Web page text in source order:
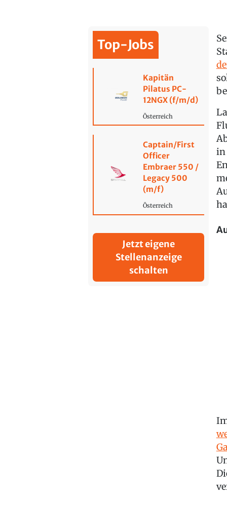
Top-Jobs
Kapitän
Pilatus PC-
12NGX (f/m/d)
Österreich
Captain/First
Officer
Embraer 550 /
Legacy 500
(m/f)
Österreich
Jetzt eigene
Stellenanzeige
schalten
in